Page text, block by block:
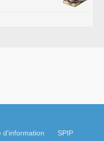
d'information SPIP